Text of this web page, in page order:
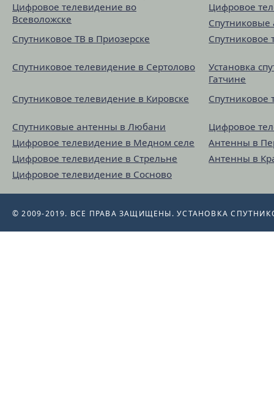
Цифровое телевидение во
Всеволожске
Цифровое
Спутниковые
Спутниковое ТВ в Приозерске
Спутниковое
Спутниковое телевидение в Сертолово
Установка
Гатчине
Спутниковое телевидение в Кировске
Спутниковое
Спутниковые антенны в Любани
Цифровое
Цифровое телевидение в Медном селе
Антенны в
Цифровое телевидение в Стрельне
Антенны в
Цифровое телевидение в Сосново
© 2009-2019. ВСЕ ПРАВА ЗАЩИЩЕНЫ.УСТАНОВКА